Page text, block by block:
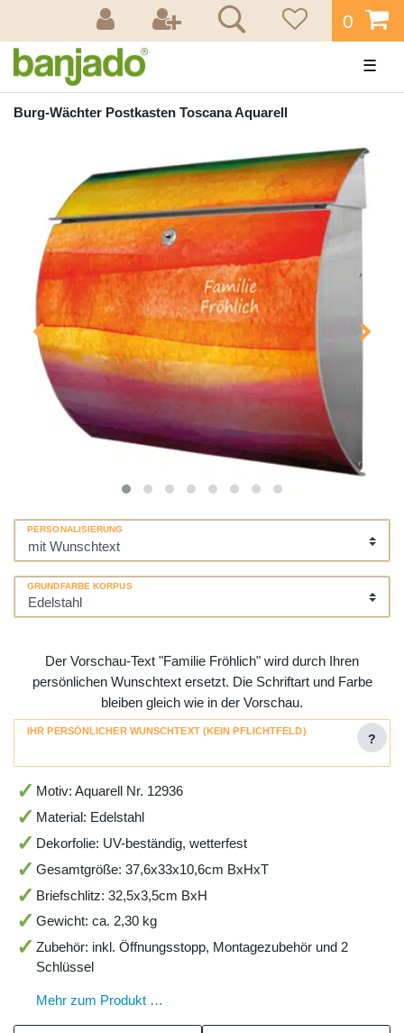
0
☰
Burg-Wächter Postkasten Toscana Aquarell
PERSONALISIERUNG
GRUNDFARBE KORPUS
Der Vorschau-Text "Familie Fröhlich" wird durch Ihren
persönlichen Wunschtext ersetzt. Die Schriftart und Farbe
bleiben gleich wie in der Vorschau.
IHR PERSÖNLICHER WUNSCHTEXT (KEIN PFLICHTFELD)
?
Motiv: Aquarell Nr. 12936
Material: Edelstahl
Dekorfolie: UV-beständig, wetterfest
Gesamtgröße: 37,6x33x10,6cm BxHxT
Briefschlitz: 32,5x3,5cm BxH
Gewicht: ca. 2,30 kg
Zubehör: inkl. Öffnungsstopp, Montagezubehör und 2
Schlüssel
Mehr zum Produkt …